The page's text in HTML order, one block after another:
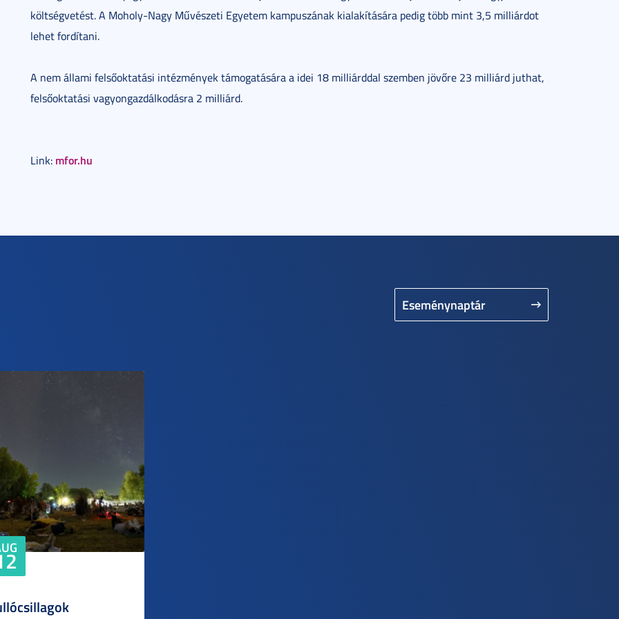
költségvetést. A Moholy-Nagy Művészeti Egyetem kampuszának kialakítására pedig több mint 3,5 milliárdot
lehet fordítani.
A nem állami felsőoktatási intézmények támogatására a idei 18 milliárddal szemben jövőre 23 milliárd juthat,
felsőoktatási vagyongazdálkodásra 2 milliárd.
Link: mfor.hu
Eseménynaptár